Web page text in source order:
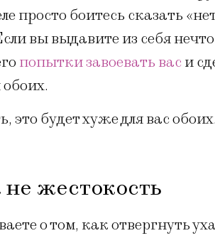
просто боитесь сказать
вы выдавите из себя
попытки завоевать васи
это будет хуже для вас
жестокость
о том, как отвергнуть